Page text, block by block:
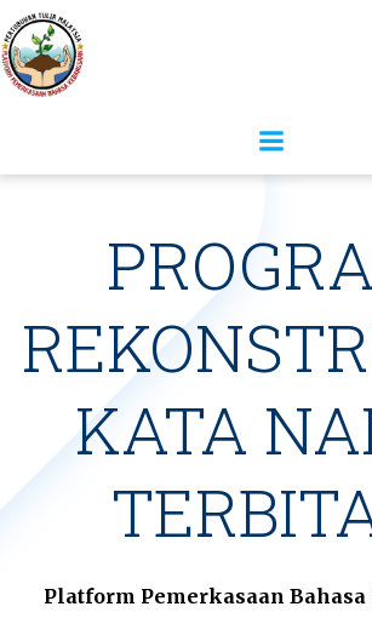
KATA
Platform Pemerkasaan Bahasa